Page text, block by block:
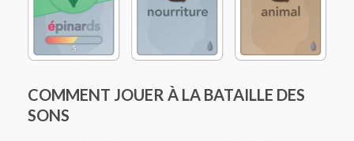
COMMENT JOUER À LA BATAILLE DES
SONS